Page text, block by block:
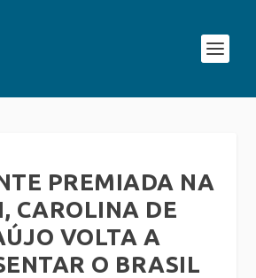
PREMIADA NA
CAROLINA DE
VOLTA A
O BRASIL